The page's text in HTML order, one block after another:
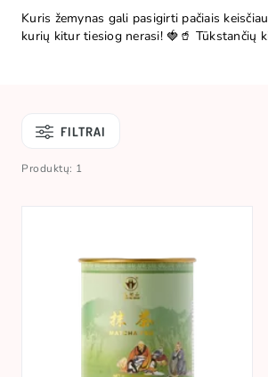
Kuris žemynas gali pasigirti pačiais
kurių kitur tiesiog nerasi! 🍓🥤 Tūkstančių
FILTRAI
Produktų: 1